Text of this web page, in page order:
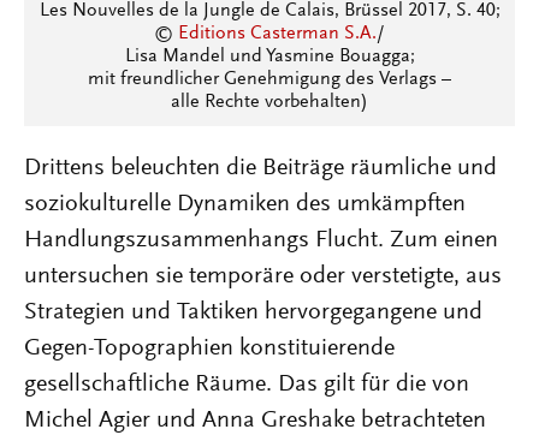
Les Nouvelles de la Jungle de Calais, Brüssel 2017, S. 40;
© Editions Casterman S.A./
Lisa Mandel und Yasmine Bouagga;
mit freundlicher Genehmigung des Verlags –
alle Rechte vorbehalten)
Drittens beleuchten die Beiträge räumliche und
soziokulturelle Dynamiken des umkämpften
Handlungszusammenhangs Flucht. Zum einen
untersuchen sie temporäre oder verstetigte, aus
Strategien und Taktiken hervorgegangene und
Gegen-Topographien konstituierende
gesellschaftliche Räume. Das gilt für die von
Michel Agier und Anna Greshake betrachteten